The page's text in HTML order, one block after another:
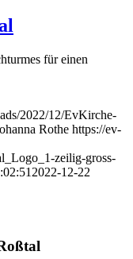
für einen
2022/12/EvKirche-
Rothe https://ev-
zeilig-gross-
2022-12-22